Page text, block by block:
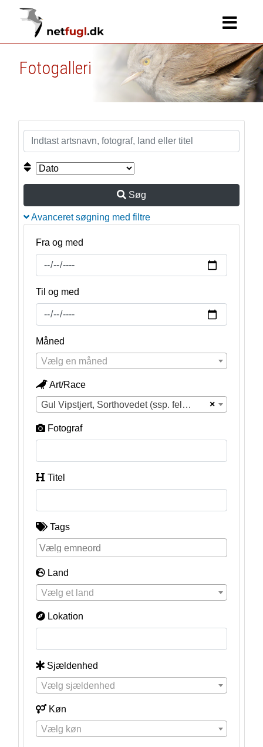
Fotogalleri
Søg
Avanceret søgning med filtre
Fra og med
Til og med
Måned
Vælg en måned
Art/Race
×
Gul Vipstjert, Sorthovedet (ssp. feldegg) (Motacilla flava feldegg)
Fotograf
Titel
Tags
Land
Vælg et land
Lokation
Sjældenhed
Vælg sjældenhed
Køn
Vælg køn